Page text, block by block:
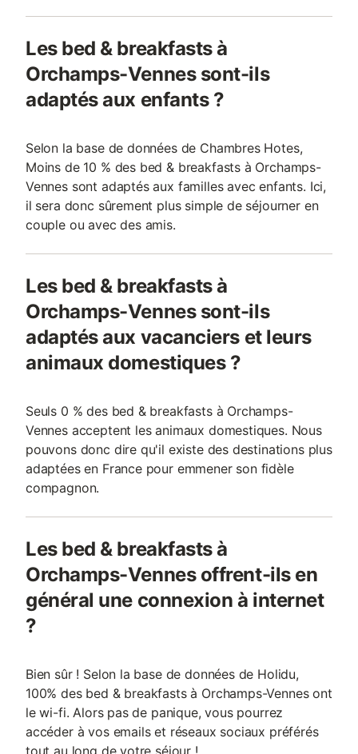
Les bed & breakfasts à
Orchamps-Vennes sont-ils
adaptés aux enfants ?
Selon la base de données de Chambres Hotes,
Moins de 10 % des bed & breakfasts à Orchamps-
Vennes sont adaptés aux familles avec enfants. Ici,
il sera donc sûrement plus simple de séjourner en
couple ou avec des amis.
Les bed & breakfasts à
Orchamps-Vennes sont-ils
adaptés aux vacanciers et leurs
animaux domestiques ?
Seuls 0 % des bed & breakfasts à Orchamps-
Vennes acceptent les animaux domestiques. Nous
pouvons donc dire qu'il existe des destinations plus
adaptées en France pour emmener son fidèle
compagnon.
Les bed & breakfasts à
Orchamps-Vennes offrent-ils en
général une connexion à internet
?
Bien sûr ! Selon la base de données de Holidu,
100% des bed & breakfasts à Orchamps-Vennes ont
le wi-fi. Alors pas de panique, vous pourrez
accéder à vos emails et réseaux sociaux préférés
tout au long de votre séjour !